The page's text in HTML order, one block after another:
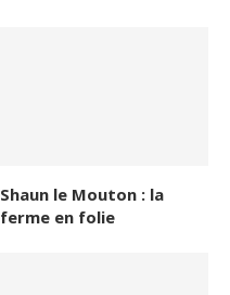
Shaun le Mouton : la
ferme en folie